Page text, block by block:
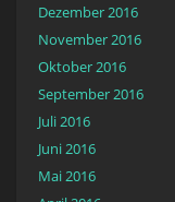
Dezember 2016
November 2016
Oktober 2016
September 2016
Juli 2016
Juni 2016
Mai 2016